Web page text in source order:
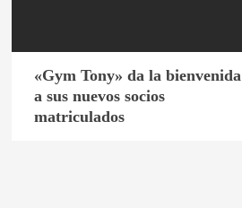
«Gym Tony» da la bienvenida
a sus nuevos socios
matriculados